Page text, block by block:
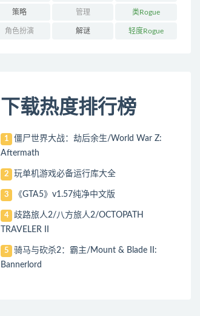
策略 管理 类Rogue
角色扮演 解谜 轻度Rogue
下载热度排行榜
1
僵尸世界大战：劫后余生/World War Z:
Aftermath
2 玩单机游戏必备运行库大全
3 《GTA5》v1.57纯净中文版
4
歧路旅人2/八方旅人2/OCTOPATH
TRAVELER II
5
骑马与砍杀2：霸主/Mount & Blade II:
Bannerlord